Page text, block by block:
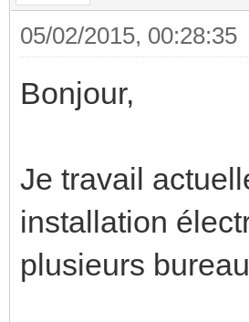
05/02/2015, 00:28:35
Bonjour,
Je travail
installation
plusieurs